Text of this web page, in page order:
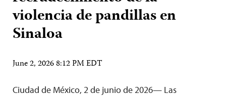
violencia de pandillas en
Sinaloa
June 2, 2026 8:12 PM EDT
Ciudad de México, 2 de junio de 2026— Las